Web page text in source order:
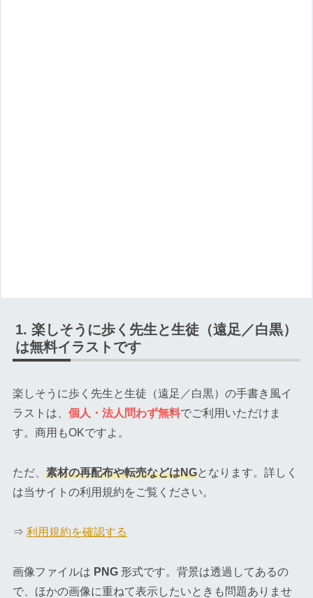
楽しそうに歩く先生と生徒（遠足／白黒）
は無料イラストです
楽しそうに歩く先生と生徒（遠足／白黒）の手書き風イ
ラストは、個人・法人問わず無料でご利用いただけま
す。商用もOKですよ。
ただ、素材の再配布や転売などはNGとなります。詳しく
は当サイトの利用規約をご覧ください。
⇒利用規約を確認する
画像ファイルは PNG 形式です。背景は透過してあるの
で、ほかの画像に重ねて表示したいときも問題ありませ